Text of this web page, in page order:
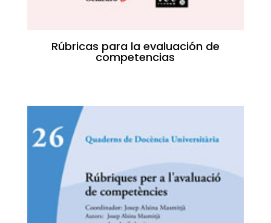
Rúbricas para la evaluación de
competencias